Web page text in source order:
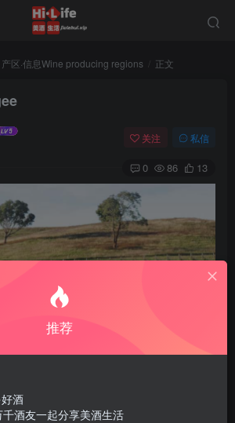
产区·信息Wine producing regions 正文
关注 私信
0 86 13
市悉尼西侧250公里的内陆地区。满吉
推荐
好酒
千酒友一起分享美酒生活